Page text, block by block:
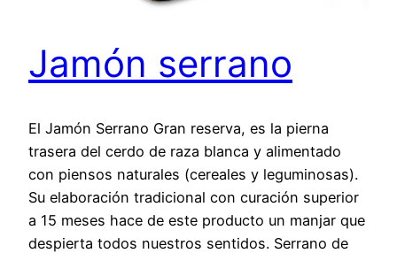
Jamón serrano
El Jamón Serrano Gran reserva, es la pierna
trasera del cerdo de raza blanca y alimentado
con piensos naturales (cereales y leguminosas).
Su elaboración tradicional con curación superior
a 15 meses hace de este producto un manjar que
despierta todos nuestros sentidos. Serrano de